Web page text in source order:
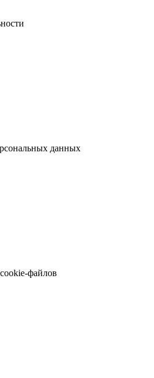
данных
файлов